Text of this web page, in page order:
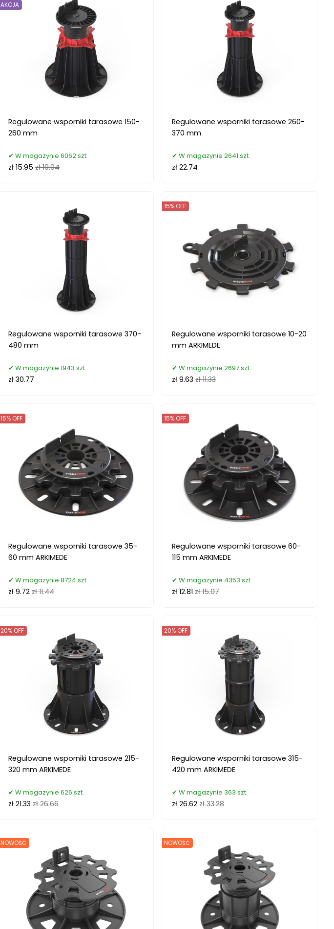
Regulowane wsporniki tarasowe 150-
260 mm
AKCJA
W magazynie 6062 szt.
zł 15.95 zł 19.94
Regulowane wsporniki tarasowe 260-
370 mm
W magazynie 2641 szt.
zł 22.74
Regulowane wsporniki tarasowe 370-
480 mm
W magazynie 1943 szt.
zł 30.77
Regulowane wsporniki tarasowe 10-20
mm ARKIMEDE
15% OFF
W magazynie 2697 szt.
zł 9.63 zł 11.33
Regulowane wsporniki tarasowe 35-
60 mm ARKIMEDE
15% OFF
W magazynie 8724 szt.
zł 9.72 zł 11.44
Regulowane wsporniki tarasowe 60-
115 mm ARKIMEDE
15% OFF
W magazynie 4353 szt.
zł 12.81 zł 15.07
Regulowane wsporniki tarasowe 215-
320 mm ARKIMEDE
20% OFF
W magazynie 626 szt.
zł 21.33 zł 26.66
Regulowane wsporniki tarasowe 315-
420 mm ARKIMEDE
20% OFF
W magazynie 363 szt.
zł 26.62 zł 33.28
NOWOŚĆ NOWOŚĆ